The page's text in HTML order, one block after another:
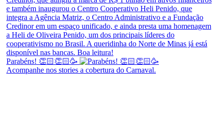
Parabéns! 👏🏻👏🏻🥳
Acompanhe nos stories a cobertura do Carnaval.